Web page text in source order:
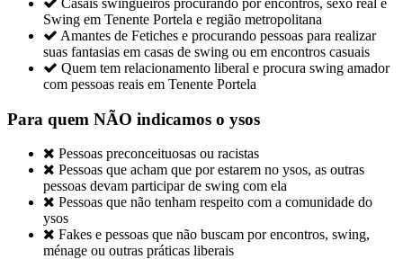
 Casais swingueiros procurando por encontros, sexo real e
Swing em Tenente Portela e região metropolitana
 Amantes de Fetiches e procurando pessoas para realizar
suas fantasias em casas de swing ou em encontros casuais
 Quem tem relacionamento liberal e procura swing amador
com pessoas reais em Tenente Portela
Para quem NÃO indicamos o ysos
 Pessoas preconceituosas ou racistas
 Pessoas que acham que por estarem no ysos, as outras
pessoas devam participar de swing com ela
 Pessoas que não tenham respeito com a comunidade do
ysos
 Fakes e pessoas que não buscam por encontros, swing,
ménage ou outras práticas liberais